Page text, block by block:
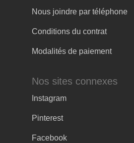
Nous joindre par téléphone
Conditions du contrat
Modalités de paiement
Nos sites connexes
Instagram
Pinterest
Facebook